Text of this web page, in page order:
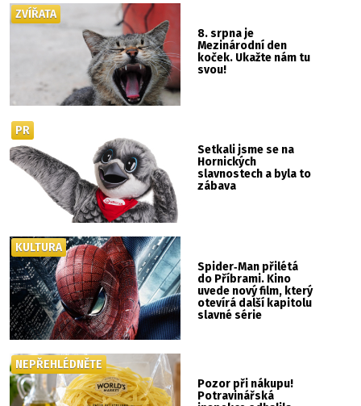
8. srpna je
Mezinárodní den
koček. Ukažte nám tu
svou!
ZVÍŘATA
Setkali jsme se na
Hornických
slavnostech a byla to
zábava
PR
Spider‑Man přilétá
do Příbrami. Kino
uvede nový film, který
otevírá další kapitolu
slavné série
KULTURA
Pozor při nákupu!
Potravinářská
NEPŘEHLÉDNĚTE